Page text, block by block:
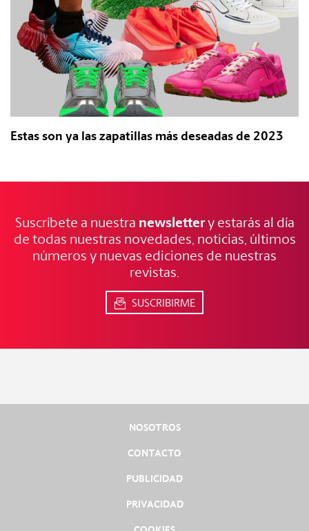
Estas son ya las zapatillas más deseadas de 2023
NOTICIAS FRESCAS
Suscríbete a nuestra newslettery estarás al día
de todas nuestras novedades, noticias, últimos
números y nuevas ediciones de nuestras
revistas.
SUSCRIBIRME
NOSOTROS
CONTACTO
PUBLICIDAD
PRIVACIDAD